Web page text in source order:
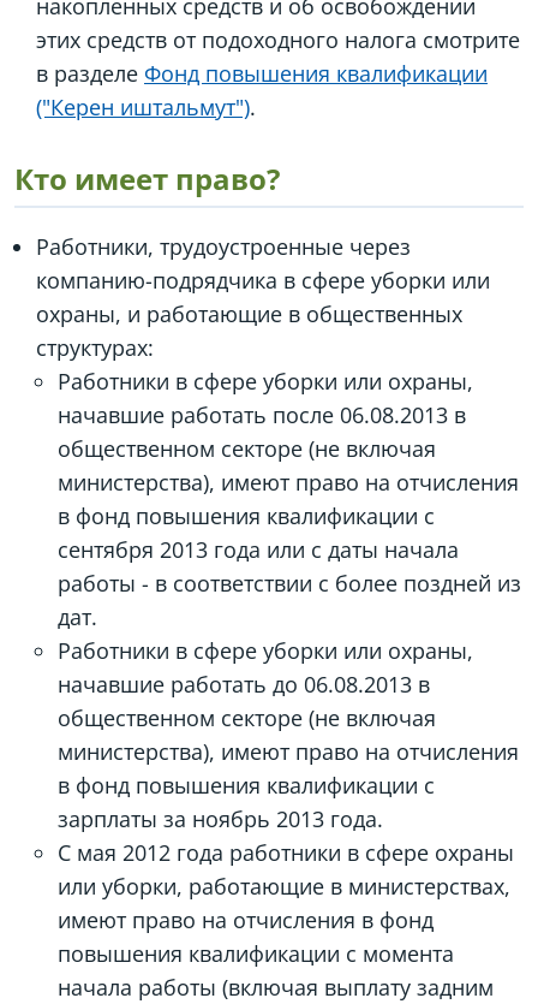
накопленных средств и об освобождении
этих средств от подоходного налога смотрите
в разделе Фонд повышения квалификации
("Керен иштальмут").
Кто имеет право?
Работники, трудоустроенные через
компанию-подрядчика в сфере уборки или
охраны, и работающие в общественных
структурах:
Работники в сфере уборки или охраны,
начавшие работать после 06.08.2013 в
общественном секторе (не включая
министерства), имеют право на отчисления
в фонд повышения квалификации с
сентября 2013 года или с даты начала
работы - в соответствии с более поздней из
дат.
Работники в сфере уборки или охраны,
начавшие работать до 06.08.2013 в
общественном секторе (не включая
министерства), имеют право на отчисления
в фонд повышения квалификации с
зарплаты за ноябрь 2013 года.
С мая 2012 года работники в сфере охраны
или уборки, работающие в министерствах,
имеют право на отчисления в фонд
повышения квалификации с момента
начала работы (включая выплату задним